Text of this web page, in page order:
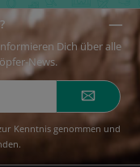
Dich über alle
News.
Kenntnis genommen und